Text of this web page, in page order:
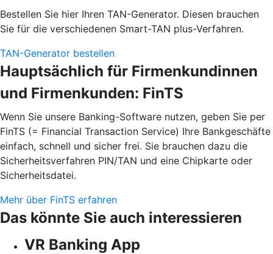
Bestellen Sie hier Ihren TAN-Generator. Diesen brauchen
Sie für die verschiedenen Smart-TAN plus-Verfahren.
TAN-Generator bestellen
Hauptsächlich für Firmenkundinnen
und Firmenkunden: FinTS
Wenn Sie unsere Banking-Software nutzen, geben Sie per
FinTS (= Financial Transaction Service) Ihre Bankgeschäfte
einfach, schnell und sicher frei. Sie brauchen dazu die
Sicherheitsverfahren PIN/TAN und eine Chipkarte oder
Sicherheitsdatei.
Mehr über FinTS erfahren
Das könnte Sie auch interessieren
VR Banking App